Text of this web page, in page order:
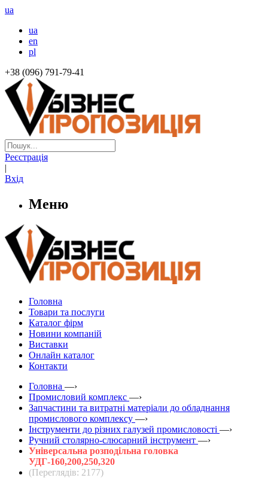
ua
ua
en
pl
+38 (096) 791-79-41
Реєстрація
|
Вхід
Меню
Головна
Товари та послуги
Каталог фірм
Новини компаній
Виставки
Онлайн каталог
Контакти
Головна —›
Промисловий комплекс —›
Запчастини та витратні матеріали до обладнання
промислового комплексу —›
Інструменти до різних галузей промисловості —›
Ручний столярно-слюсарний інструмент —›
Універсальна розподільна головка
УДГ-160,200,250,320
(Переглядів: 2177)